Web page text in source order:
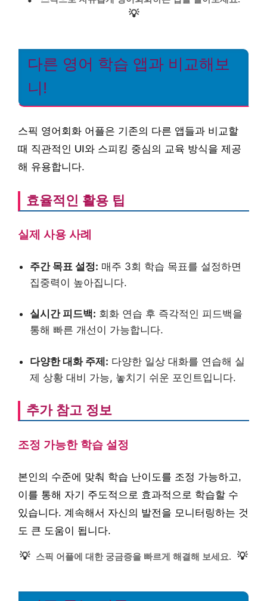
💡
다른 영어 학습 앱과 비교해보
니!
스픽 영어회화 어플은 기존의 다른 앱들과 비교할
때 직관적인 UI와 스피킹 중심의 교육 방식을 제공
해 유용합니다.
효율적인 활용 팁
실제 사용 사례
주간 목표 설정: 매주 3회 학습 목표를 설정하면
집중력이 높아집니다.
실시간 피드백: 회화 연습 후 즉각적인 피드백을
통해 빠른 개선이 가능합니다.
다양한 대화 주제: 다양한 일상 대화를 연습해 실
제 상황 대비 가능, 놓치기 쉬운 포인트입니다.
추가 참고 정보
조정 가능한 학습 설정
본인의 수준에 맞춰 학습 난이도를 조정 가능하고,
이를 통해 자기 주도적으로 효과적으로 학습할 수
있습니다. 계속해서 자신의 발전을 모니터링하는 것
도 큰 도움이 됩니다.
💡 스픽 어플에 대한 궁금증을 빠르게 해결해 보세요. 💡